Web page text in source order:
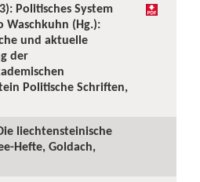
Politisches System
Waschkuhn (Hg.):
und aktuelle
der
Politische Schriften,
liechtensteinische
Hefte, Goldach,